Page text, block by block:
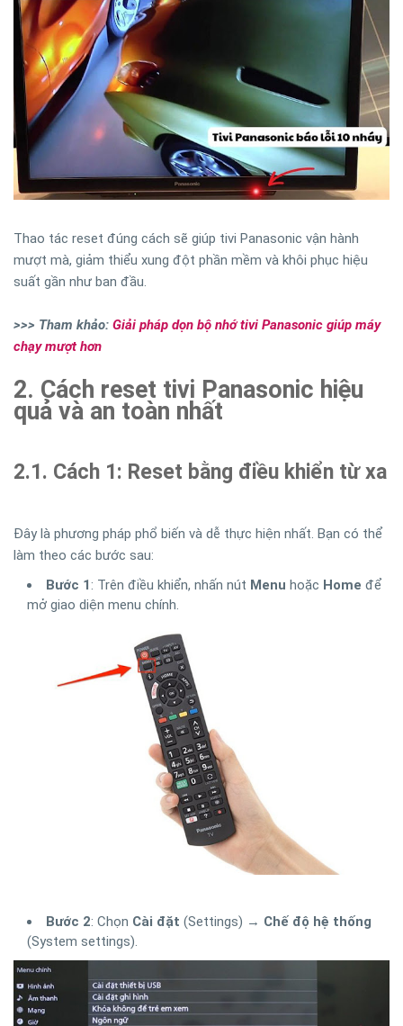
Thao tác reset đúng cách sẽ giúp tivi Panasonic vận hành
mượt mà, giảm thiểu xung đột phần mềm và khôi phục hiệu
suất gần như ban đầu.
>>> Tham khảo: Giải pháp dọn bộ nhớ tivi Panasonic giúp máy
chạy mượt hơn
2. Cách reset tivi Panasonic hiệu
quả và an toàn nhất
2.1. Cách 1: Reset bằng điều khiển từ xa
Đây là phương pháp phổ biến và dễ thực hiện nhất. Bạn có thể
làm theo các bước sau:
Bước 1 : Trên điều khiển, nhấn nút Menu hoặc Home để
mở giao diện menu chính.
Bước 2: Chọn Cài đặt (Settings) → Chế độ hệ thống
(System settings).